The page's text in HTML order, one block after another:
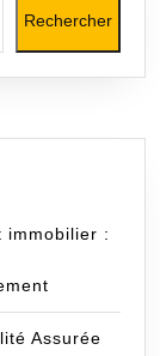
Rechercher
immobilier :
Assurée